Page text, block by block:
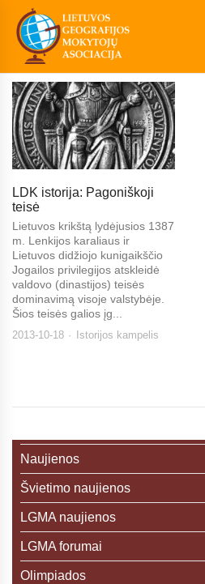
LDK istorija: Pagoniškoji
teisė
Lietuvos krikštą lydėjusios 1387
m. Lenkijos karaliaus ir
Lietuvos didžiojo kunigaikščio
Jogailos privilegijos atskleidė
valdovo (dinastijos) teisės
dominavimą visoje valstybėje.
Šios teisės galios įg...
2013-10-18 Istorijos kampelis
Naujienos
Švietimo naujienos
LGMA naujienos
LGMA forumai
Olimpiados